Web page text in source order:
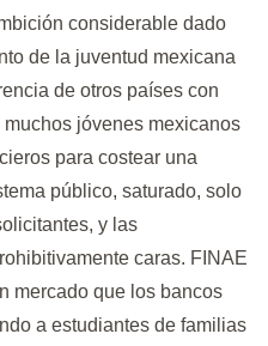
considerable dado
de la juventud mexicana
de otros países con
jóvenes mexicanos
para costear una
público, saturado, solo
y las
caras. FINAE
mercado que los bancos
a estudiantes de familias